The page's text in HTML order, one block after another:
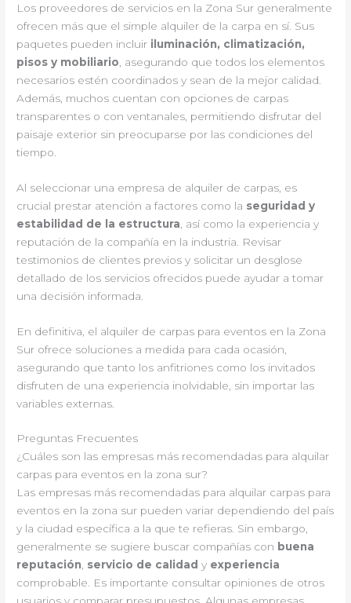
Los proveedores de servicios en la Zona Sur generalmente
ofrecen más que el simple alquiler de la carpa en sí. Sus
paquetes pueden incluir iluminación, climatización,
pisos y mobiliario , asegurando que todos los elementos
necesarios estén coordinados y sean de la mejor calidad.
Además, muchos cuentan con opciones de carpas
transparentes o con ventanales, permitiendo disfrutar del
paisaje exterior sin preocuparse por las condiciones del
tiempo.
Al seleccionar una empresa de alquiler de carpas, es
crucial prestar atención a factores como la seguridad y
estabilidad de la estructura , así como la experiencia y
reputación de la compañía en la industria. Revisar
testimonios de clientes previos y solicitar un desglose
detallado de los servicios ofrecidos puede ayudar a tomar
una decisión informada.
En definitiva, el alquiler de carpas para eventos en la Zona
Sur ofrece soluciones a medida para cada ocasión,
asegurando que tanto los anfitriones como los invitados
disfruten de una experiencia inolvidable, sin importar las
variables externas.
Preguntas Frecuentes
¿Cuáles son las empresas más recomendadas para alquilar
carpas para eventos en la zona sur?
Las empresas más recomendadas para alquilar carpas para
eventos en la zona sur pueden variar dependiendo del país
y la ciudad específica a la que te refieras. Sin embargo,
generalmente se sugiere buscar compañías con buena
reputación, servicio de calidad y experiencia
comprobable. Es importante consultar opiniones de otros